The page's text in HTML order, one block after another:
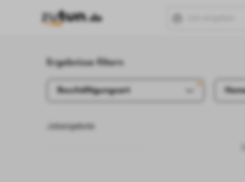
Ergebnisse filtern
Beschäftigungsart
Jobangebote